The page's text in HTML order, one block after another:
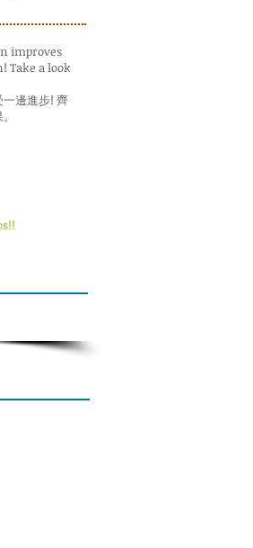
improves
Take a look
邊進步! 齊